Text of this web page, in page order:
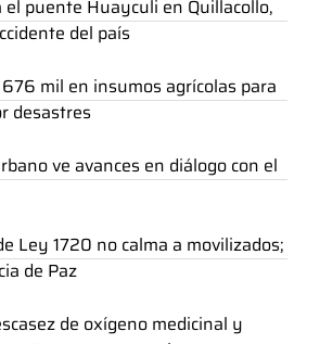
el puente Huayculi en Quillacollo,
del país
mil en insumos agrícolas para
desastres
ve avances en diálogo con el
Ley 1720 no calma a movilizados;
de Paz
de oxígeno medicinal y